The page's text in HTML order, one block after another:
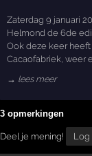
Zaterdag 9 januari
Helmond de 6de
Ook deze keer
Cacaofabriek, weer
→ lees meer
3 opmerkingen
Deel je mening! Log